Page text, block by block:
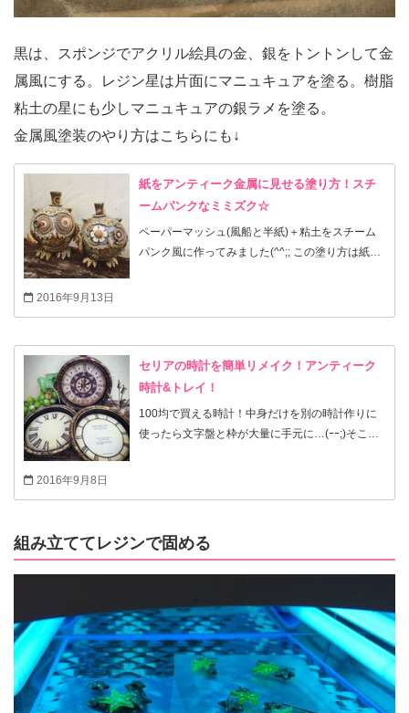
黒は、スポンジでアクリル絵具の金、銀をトントンして金
属風にする。レジン星は片面にマニュキュアを塗る。樹脂
粘土の星にも少しマニュキュアの銀ラメを塗る。
金属風塗装のやり方はこちらにも↓
紙をアンティーク金属に見せる塗り方！スチ
ームパンクなミミズク☆
ペーパーマッシュ(風船と半紙)＋粘土をスチーム
パンク風に作ってみました(^^;; この塗り方は紙だ
2016年9月13日
セリアの時計を簡単リメイク！アンティーク
時計&トレイ！
100均で買える時計！中身だけを別の時計作りに
使ったら文字盤と枠が大量に手元に…(ｰｰ;)そこ
2016年9月8日
組み立ててレジンで固める